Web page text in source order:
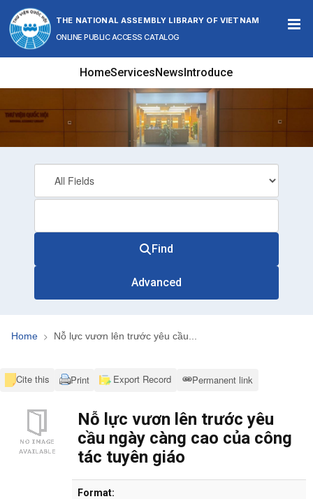
Skip to content
THE NATIONAL ASSEMBLY LIBRARY OF VIETNAM
ONLINE PUBLIC ACCESS CATALOG
HomeServicesNewsIntroduce
Find
Advanced
Home Nỗ lực vươn lên trước yêu cầu...
Cite this Print Export Record Permanent link
Nỗ lực vươn lên trước yêu
cầu ngày càng cao của công
tác tuyên giáo
Format: